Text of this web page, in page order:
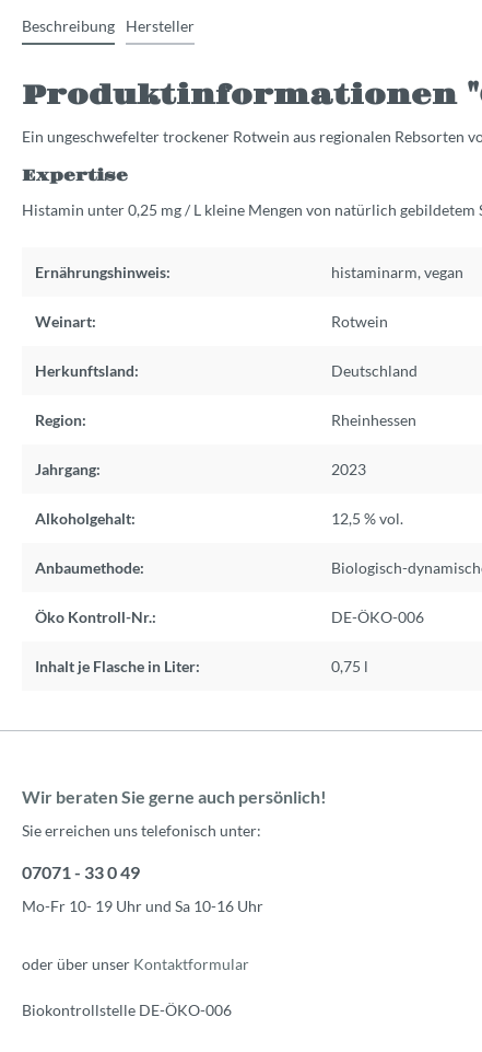
Beschreibung Hersteller
Produktinformationen
Ein ungeschwefelter trockener Rotwein aus regionalen Rebsorten
Expertise
Histamin unter 0,25 mg / L kleine Mengen von natürlich gebildetem
Ernährungshinweis: histaminarm,vegan
Weinart: Rotwein
Herkunftsland: Deutschland
Region: Rheinhessen
Jahrgang: 2023
Alkoholgehalt: 12,5 % vol.
Anbaumethode: Biologisch-
Öko Kontroll-Nr.: DE-ÖKO-006
Inhalt je Flasche in Liter: 0,75 l
Wir beraten Sie gerne auch persönlich!
Sie erreichen uns telefonisch unter:
07071 - 33 0 49
Mo-Fr 10- 19 Uhr und Sa 10-16 Uhr
oder über unser Kontaktformular
Biokontrollstelle DE-ÖKO-006